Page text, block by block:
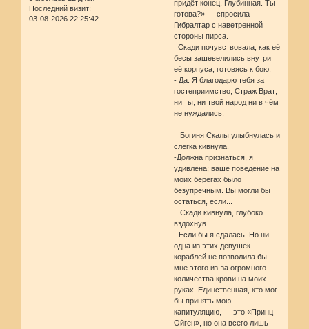
Последний визит:
03-08-2026 22:25:42
придёт конец, Глубинная. Ты
готова?» — спросила
Гибралтар с наветренной
стороны пирса.
Скади почувствовала, как её
бесы зашевелились внутри
её корпуса, готовясь к бою.
- Да. Я благодарю тебя за
гостеприимство, Страж Врат;
ни ты, ни твой народ ни в чём
не нуждались.
Богиня Скалы улыбнулась и
слегка кивнула.
-Должна признаться, я
удивлена; ваше поведение на
моих берегах было
безупречным. Вы могли бы
остаться, если...
Скади кивнула, глубоко
вздохнув.
- Если бы я сдалась. Но ни
одна из этих девушек-
кораблей не позволила бы
мне этого из-за огромного
количества крови на моих
руках. Единственная, кто мог
бы принять мою
капитуляцию, — это «Принц
Ойген», но она всего лишь